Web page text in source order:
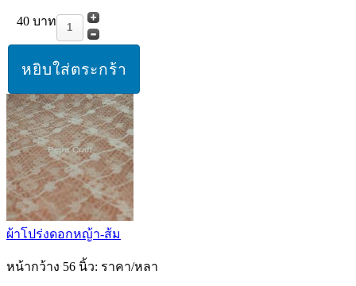
40 บาท
ผ้าโปร่งดอกหญ้า-ส้ม
หน้ากว้าง 56 นิ้ว: ราคา/หลา